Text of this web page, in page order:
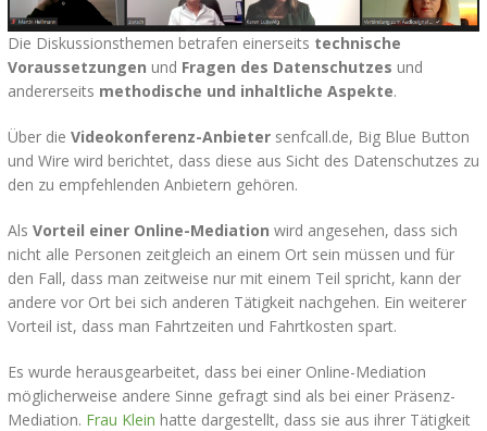
Die Diskussionsthemen betrafen einerseits technische
Voraussetzungen und Fragen des Datenschutzes und
andererseits methodische und inhaltliche Aspekte.
Über die Videokonferenz-Anbietersenfcall.de, Big Blue Button
und Wire wird berichtet, dass diese aus Sicht des Datenschutzes zu
den zu empfehlenden Anbietern gehören.
Als Vorteil einer Online-Mediation wird angesehen, dass sich
nicht alle Personen zeitgleich an einem Ort sein müssen und für
den Fall, dass man zeitweise nur mit einem Teil spricht, kann der
andere vor Ort bei sich anderen Tätigkeit nachgehen. Ein weiterer
Vorteil ist, dass man Fahrtzeiten und Fahrtkosten spart.
Es wurde herausgearbeitet, dass bei einer Online-Mediation
möglicherweise andere Sinne gefragt sind als bei einer Präsenz-
Mediation. Frau Klein hatte dargestellt, dass sie aus ihrer Tätigkeit